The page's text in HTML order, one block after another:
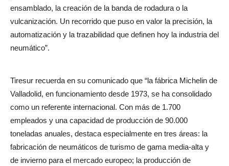
ensamblado, la creación de la banda de rodadura o la
vulcanización. Un recorrido que puso en valor la precisión, la
automatización y la trazabilidad que definen hoy la industria del
neumático”.
Tiresur recuerda en su comunicado que “la fábrica Michelin de
Valladolid, en funcionamiento desde 1973, se ha consolidado
como un referente internacional. Con más de 1.700
empleados y una capacidad de producción de 90.000
toneladas anuales, destaca especialmente en tres áreas: la
fabricación de neumáticos de turismo de gama media-alta y
de invierno para el mercado europeo; la producción de